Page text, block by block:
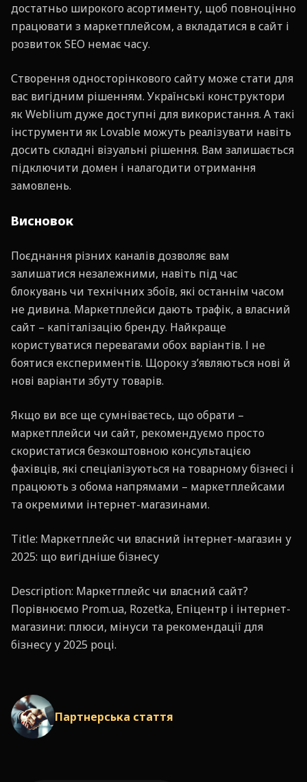
достатньо широкого асортименту, щоб повноцінно
працювати з маркетплейсом, а вкладатися в сайт і
розвиток SEO немає часу.
Створення односторінкового сайту може стати для
вас вигідним рішенням. Українські конструктори
як Weblium дуже доступні для використання. А такі
інструменти як Lovable можуть реалізувати навіть
досить складні візуальні рішення. Вам залишається
підключити домен і налагодити отримання
замовлень.
Висновок
Поєднання різних каналів дозволяє вам
залишатися незалежними, навіть під час
блокувань чи технічних збоїв, які останнім часом
не дивина. Маркетплейси дають трафік, а власний
сайт – капіталізацію бренду. Найкраще
користуватися перевагами обох варіантів. І не
боятися експериментів. Щороку з’являються нові й
нові варіанти збуту товарів.
Якщо ви все ще сумніваєтесь, що обрати –
маркетплейси чи сайт, рекомендуємо просто
скористатися безкоштовною консультацією
фахівців, які спеціалізуються на товарному бізнесі і
працюють з обома напрямами – маркетплейсами
та окремими інтернет-магазинами.
Title: Маркетплейс чи власний інтернет-магазин у
2025: що вигідніше бізнесу
Description: Маркетплейс чи власний сайт?
Порівнюємо Prom.ua, Rozetka, Епіцентр і інтернет-
магазини: плюси, мінуси та рекомендації для
бізнесу у 2025 році.
Партнерська стаття